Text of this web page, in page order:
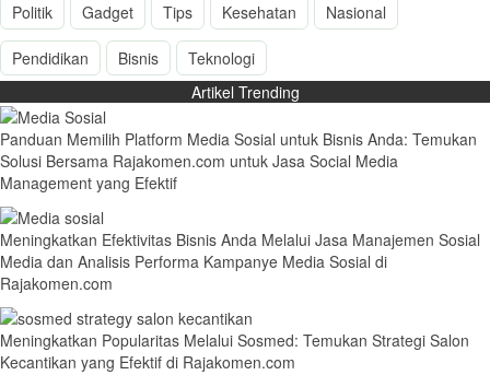
Politik Gadget Tips Kesehatan Nasional
Pendidikan Bisnis
Teknologi
Artikel Trending
Panduan Memilih Platform Media Sosial untuk Bisnis Anda: Temukan
Solusi Bersama Rajakomen.com untuk Jasa Social Media
Management yang Efektif
Meningkatkan Efektivitas Bisnis Anda Melalui Jasa Manajemen Sosial
Media dan Analisis Performa Kampanye Media Sosial di
Rajakomen.com
Meningkatkan Popularitas Melalui Sosmed: Temukan Strategi Salon
Kecantikan yang Efektif di Rajakomen.com